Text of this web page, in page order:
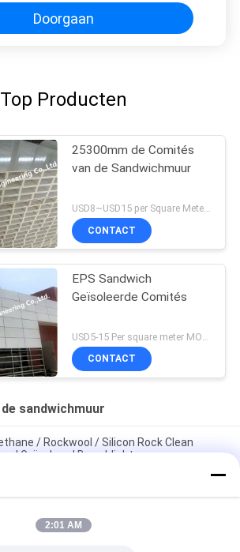
Doorgaan
Top Producten
25300mm de Comités
van de Sandwichmuur
CONTACT
EPS Sandwich
Geïsoleerde Comités
CONTACT
sandwichmuur
/ Rockwool / Silicon Rock Clean
Geïsoleerd Branddicht
wool / PU wandpaneel dak PPGI
werkplaatsen / gebouwen
Comités van de Sandwichmuur
2:01 AM